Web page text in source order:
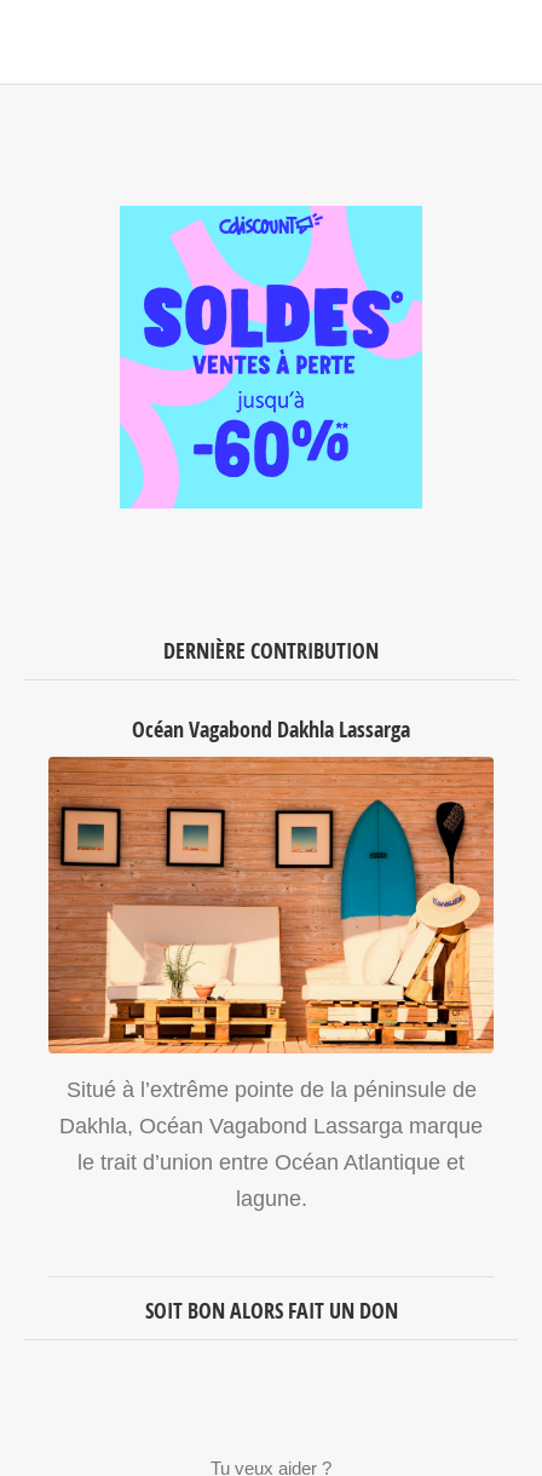
DERNIÈRE CONTRIBUTION
Océan Vagabond Dakhla Lassarga
Situé à l’extrême pointe de la péninsule de
Dakhla, Océan Vagabond Lassarga marque
le trait d’union entre Océan Atlantique et
lagune.
SOIT BON ALORS FAIT UN DON
Tu veux aider ?